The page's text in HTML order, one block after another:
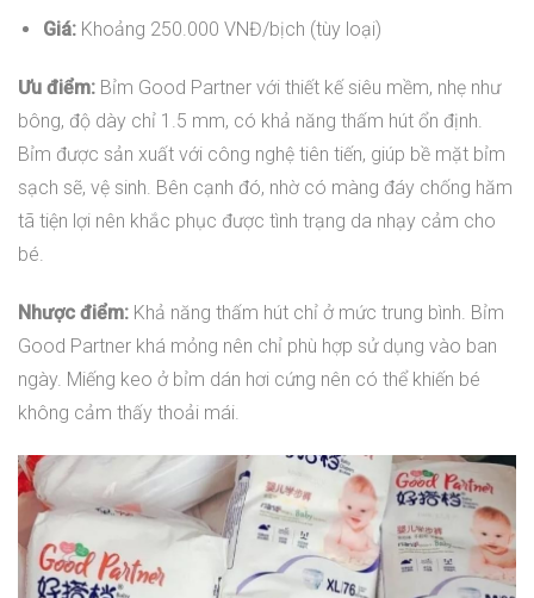
Giá:Khoảng 250.000 VNĐ/bịch (tùy loại)
Ưu điểm: Bỉm Good Partner với thiết kế siêu mềm, nhẹ như
bông, độ dày chỉ 1.5 mm, có khả năng thấm hút ổn định.
Bỉm được sản xuất với công nghệ tiên tiến, giúp bề mặt bỉm
sạch sẽ, vệ sinh. Bên cạnh đó, nhờ có màng đáy chống hăm
tã tiện lợi nên khắc phục được tình trạng da nhạy cảm cho
bé.
Nhược điểm: Khả năng thấm hút chỉ ở mức trung bình. Bỉm
Good Partner khá mỏng nên chỉ phù hợp sử dụng vào ban
ngày. Miếng keo ở bỉm dán hơi cứng nên có thể khiến bé
không cảm thấy thoải mái.